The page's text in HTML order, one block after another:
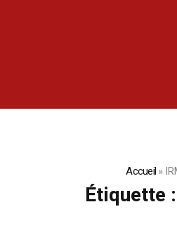
Accueil»
Étiquette :